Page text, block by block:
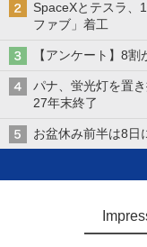
SpaceXとテスラ、
ファブ」着工
【アンケート】8
パナ、蛍光灯を置
27年末終了
お盆休み前半は8